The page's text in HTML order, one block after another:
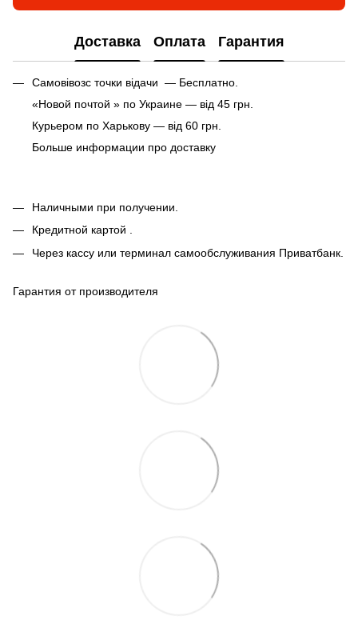
Доставка Оплата Гарантия
Самовівозс точки відачи — Бесплатно.
«Новой почтой » по Украине — від 45 грн.
Курьером по Харькову — від 60 грн.
Больше информации про доставку
Наличными при получении.
Кредитной картой .
Через кассу или терминал самообслуживания Приватбанк.
Гарантия от производителя